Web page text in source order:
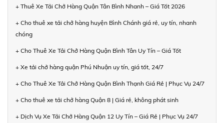
+ Thuê Xe Tải Chở Hàng Quận Tân Bình Nhanh – Giá Tốt 2026
+ Cho thuê xe tải chở hàng huyện Bình Chánh giá rẻ, uy tín, nhanh
chóng
+ Cho Thuê Xe Tải Chở Hàng Quận Bình Tân Uy Tín – Giá Tốt
+ Xe tải chở hàng quận Phú Nhuận uy tín, giá tốt, 24/7
+ Cho Thuê Xe Tải Chở Hàng Quận Bình Thạnh Giá Rẻ | Phục Vụ 24/7
+ Cho thuê xe tải chở hàng Quận 8 | Giá rẻ, không phát sinh
+ Dịch Vụ Xe Tải Chở Hàng Quận 12 Uy Tín – Giá Rẻ | Phục Vụ 24/7